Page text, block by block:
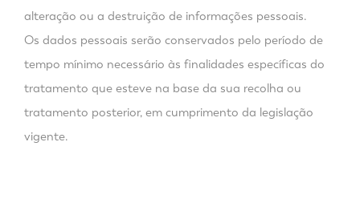
alteração ou a destruição de informações pessoais.
Os dados pessoais serão conservados pelo período de
tempo mínimo necessário às finalidades específicas do
tratamento que esteve na base da sua recolha ou
tratamento posterior, em cumprimento da legislação
vigente.